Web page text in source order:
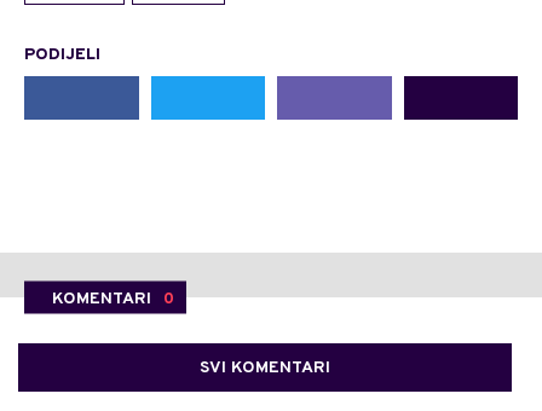
PODIJELI
KOMENTARI 0
SVI KOMENTARI